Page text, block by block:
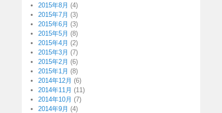
2015年8月 (4)
2015年7月 (3)
2015年6月 (3)
2015年5月 (8)
2015年4月 (2)
2015年3月 (7)
2015年2月 (6)
2015年1月 (8)
2014年12月 (6)
2014年11月 (11)
2014年10月 (7)
2014年9月 (4)